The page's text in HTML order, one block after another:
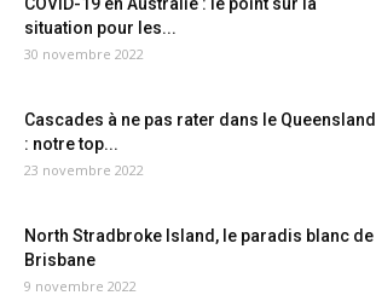
situation pour les...
30 novembre 2022
Cascades à ne pas rater dans le Queensland
: notre top...
23 novembre 2022
North Stradbroke Island, le paradis blanc de
Brisbane
9 novembre 2022